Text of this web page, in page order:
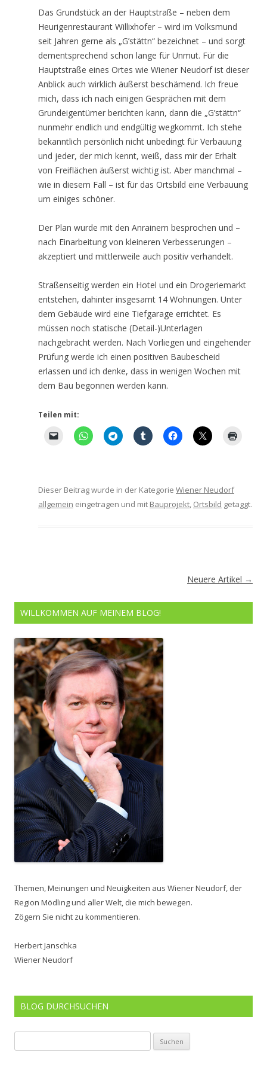
Das Grundstück an der Hauptstraße – neben dem
Heurigenrestaurant Willixhofer – wird im Volksmund
seit Jahren gerne als „G’stättn“ bezeichnet – und sorgt
dementsprechend schon lange für Unmut. Für die
Hauptstraße eines Ortes wie Wiener Neudorf ist dieser
Anblick auch wirklich äußerst beschämend. Ich freue
mich, dass ich nach einigen Gesprächen mit dem
Grundeigentümer berichten kann, dann die „G’stättn“
nunmehr endlich und endgültig wegkommt. Ich stehe
bekanntlich persönlich nicht unbedingt für Verbauung
und jeder, der mich kennt, weiß, dass mir der Erhalt
von Freiflächen äußerst wichtig ist. Aber manchmal –
wie in diesem Fall – ist für das Ortsbild eine Verbauung
um einiges schöner.
Der Plan wurde mit den Anrainern besprochen und –
nach Einarbeitung von kleineren Verbesserungen –
akzeptiert und mittlerweile auch positiv verhandelt.
Straßenseitig werden ein Hotel und ein Drogeriemarkt
entstehen, dahinter insgesamt 14 Wohnungen. Unter
dem Gebäude wird eine Tiefgarage errichtet. Es
müssen noch statische (Detail-)Unterlagen
nachgebracht werden. Nach Vorliegen und eingehender
Prüfung werde ich einen positiven Baubescheid
erlassen und ich denke, dass in wenigen Wochen mit
dem Bau begonnen werden kann.
Teilen mit:
Dieser Beitrag wurde in der Kategorie Wiener Neudorf
allgemein eingetragen und mit Bauprojekt, Ortsbild getaggt.
Neuere Artikel →
WILLKOMMEN AUF MEINEM BLOG!
Themen, Meinungen und Neuigkeiten aus Wiener Neudorf, der
Region Mödling und aller Welt, die mich bewegen.
Zögern Sie nicht zu kommentieren.
Herbert Janschka
Wiener Neudorf
BLOG DURCHSUCHEN
nach: